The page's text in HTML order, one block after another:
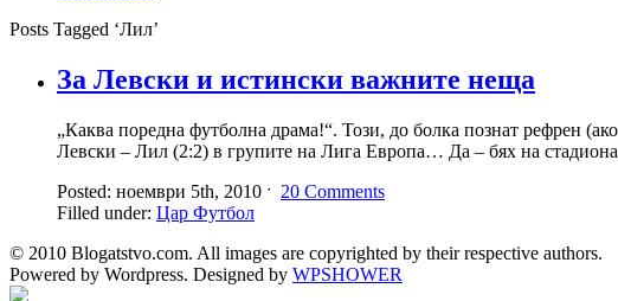
Posts Tagged ‘Лил’
За Левски и истински важните неща
„Каква поредна футболна драма!“. Този, до болка познат рефрен
Левски – Лил (2:2) в групите на Лига Европа… Да – бях на
Posted: ноември 5th, 2010 ˑ 20 Comments
Filled under: Цар Футбол
© 2010 Blogatstvo.com. All images are copyrighted by their respective authors.
Powered by Wordpress. Designed by WPSHOWER